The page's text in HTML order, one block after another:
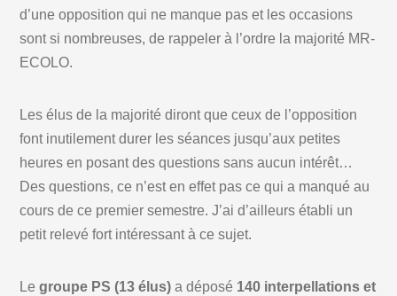
d’une opposition qui ne manque pas et les occasions
sont si nombreuses, de rappeler à l’ordre la majorité MR-
ECOLO.
Les élus de la majorité diront que ceux de l’opposition
font inutilement durer les séances jusqu’aux petites
heures en posant des questions sans aucun intérêt…
Des questions, ce n’est en effet pas ce qui a manqué au
cours de ce premier semestre. J’ai d’ailleurs établi un
petit relevé fort intéressant à ce sujet.
Legroupe PS (13 élus) a déposé 140 interpellations et